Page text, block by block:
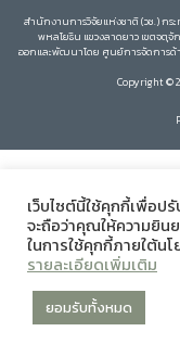
สำนักงานการวิจัยแห่งชาติ (วช.) กร
พหลโยธิน แขวงลาดยาว เขตจตุจั
ออกและพัฒนาโดย ศูนย์การจัดการ
Copyright ©
เว็บไซต์นี้ใช้คุกกี้เพื่อป
จะถือว่าคุณให้ความยิน
ในการใช้คุกกี้ภายใต้น
รายละเอียดเพิ่มเติม
ยอมรับทั้งหมด